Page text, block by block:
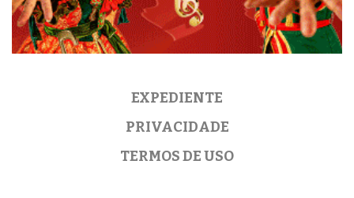
EXPEDIENTE
PRIVACIDADE
TERMOS DE USO